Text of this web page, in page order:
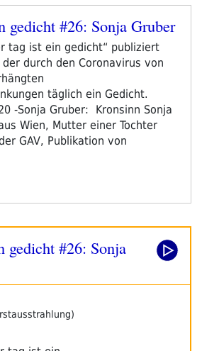
gedicht #26: Sonja Gruber
tag ist ein gedicht“ publiziert
durch den Coronavirus von
täglich ein Gedicht.
-Sonja Gruber: Kronsinn Sonja
Wien, Mutter einer Tochter
GAV, Publikation von
gedicht #26: Sonja